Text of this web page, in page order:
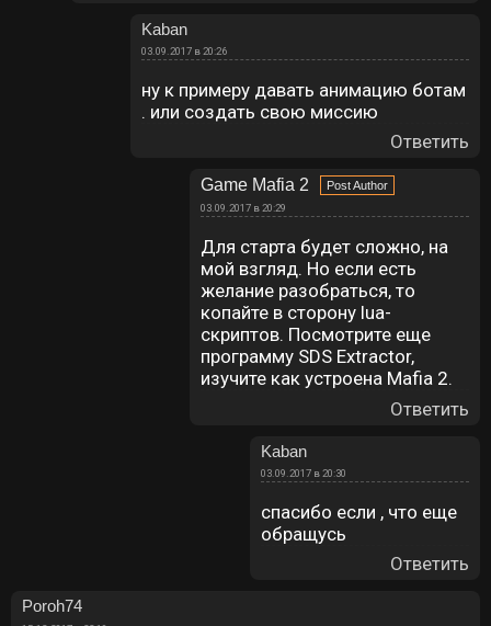
Kaban
03.09.2017 в 20:26
ну к примеру давать анимацию ботам
. или создать свою миссию
Ответить
Game Mafia 2
03.09.2017 в 20:29
Для старта будет сложно, на
мой взгляд. Но если есть
желание разобраться, то
копайте в сторону lua-
скриптов. Посмотрите еще
программу SDS Extractor,
изучите как устроена Mafia 2.
Ответить
Kaban
03.09.2017 в 20:30
спасибо если , что еще
обращусь
Ответить
Poroh74